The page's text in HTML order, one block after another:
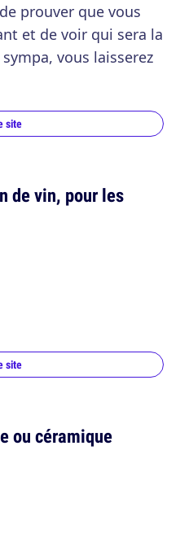
prouver que vous
et de voir qui sera la
vous laisserez
site
de vin, pour les
site
ou céramique